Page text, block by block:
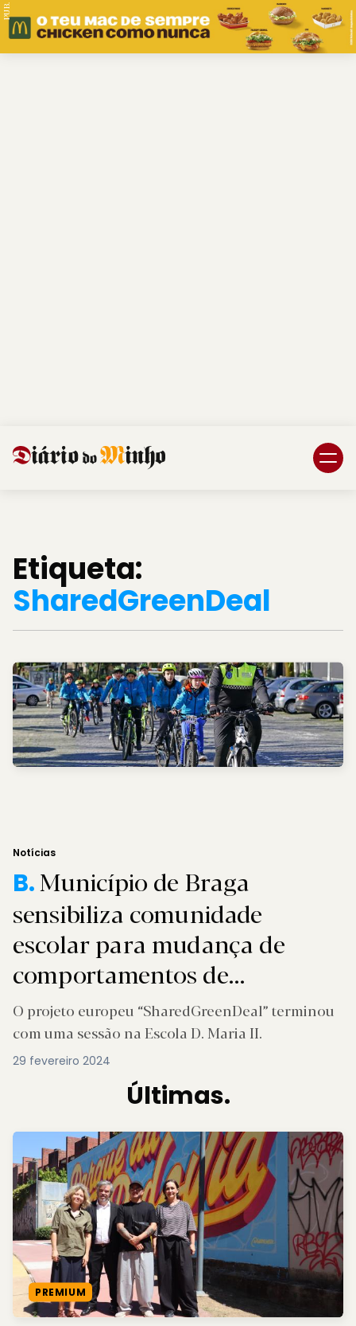
PUB.
Etiqueta:
SharedGreenDeal
Notícias
B.Município de Braga
sensibiliza comunidade
escolar para mudança de
comportamentos de
mobilidade
O projeto europeu “SharedGreenDeal” terminou
com uma sessão na Escola D. Maria II.
29 fevereiro 2024
Últimas.
PREMIUM